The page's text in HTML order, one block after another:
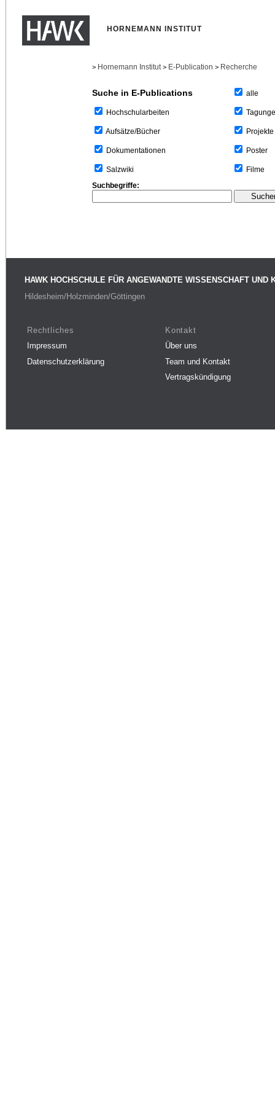
HORNEMANN INSTITUT
> Hornemann Institut > E-Publication > Recherche
Suche in E-Publications
Hochschularbeiten
Aufsätze/Bücher
Dokumentationen
Salzwiki
alle
Projekte
Poster
Filme
Suchbegriffe:
HAWK HOCHSCHULE FÜR ANGEWANDTE WISSENSCHAFT UND
Hildesheim/Holzminden/Göttingen
Rechtliches
Impressum
Datenschutzerklärung
Kontakt
Über uns
Team und Kontakt
Vertragskündigung